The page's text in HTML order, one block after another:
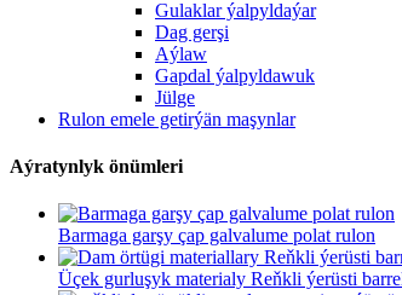
Gulaklar ýalpyldaýar
Dag gerşi
Aýlaw
Gapdal ýalpyldawuk
Jülge
Rulon emele getirýän maşynlar
Aýratynlyk önümleri
Barmaga garşy çap galvalume polat rulon
Üçek gurluşyk materialy Reňkli ýerüsti